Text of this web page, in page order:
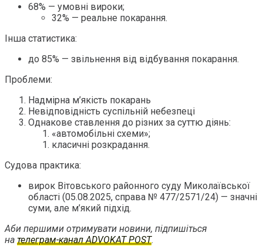
68% — умовні вироки;
32% — реальне покарання.
Інша статистика:
до 85% — звільнення від відбування покарання.
Проблеми:
Надмірна м’якість покарань
Невідповідність суспільній небезпеці
Однакове ставлення до різних за суттю діянь:
«автомобільні схеми»;
класичні розкрадання.
Судова практика:
вирок Вітовського районного суду Миколаївської
області (05.08.2025, справа № 477/2571/24) — значні
суми, але м’який підхід.
Аби першими отримувати новини, підпишіться
на телеграм-канал ADVOKAT POST.